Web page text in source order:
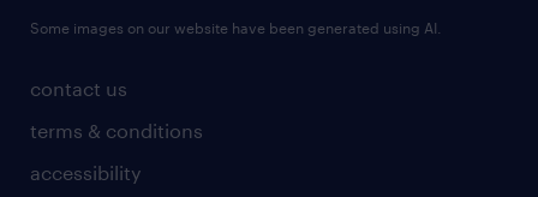
contact us
terms & conditions
accessibility
Some images on our website have been generated using AI.